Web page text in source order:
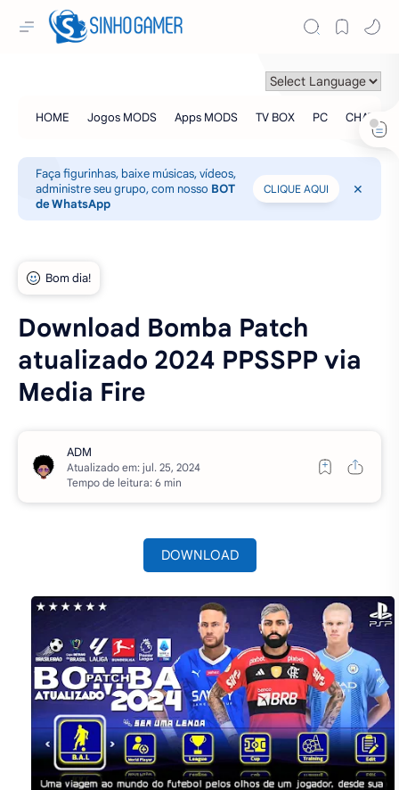
Faça figurinhas, baixe músicas, vídeos,
administre seu grupo, com nosso BOT
de WhatsApp
CLIQUE AQUI
Download Bomba Patch
atualizado 2024 PPSSPP via
Media Fire
Atualizado em:
Tempo de leitura: 6 min
DOWNLOAD